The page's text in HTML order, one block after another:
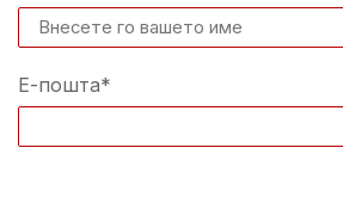
Е-пошта*